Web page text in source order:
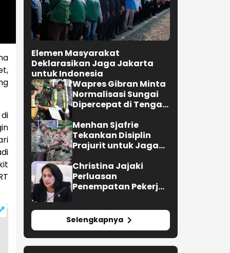
Elemen Masyarakat
Deklarasikan Jaga Jakarta
untuk Indonesia
Wapres Gibran Minta
Normalisasi Sungai
Dipercepat di Tengah
Pascabencana
Menhan Sjafrie
Tekankan Disiplin
Prajurit untuk Jaga
Christina Jajaki
Perluasan
Penempatan Pekerja
Selengkapnya